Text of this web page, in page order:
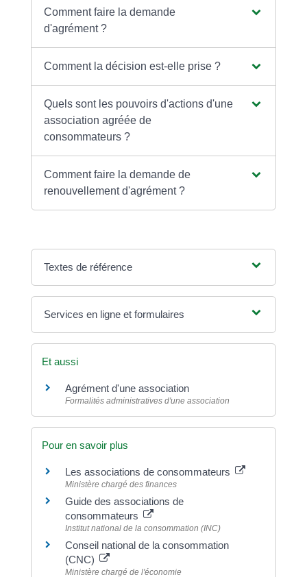
Comment faire la demande
d'agrément ?
Comment la décision est-elle prise ?
Quels sont les pouvoirs d'actions d'une
association agréée de
consommateurs ?
Comment faire la demande de
renouvellement d'agrément ?
Textes de référence
Services en ligne et formulaires
Et aussi
Agrément d'une association
Formalités administratives d'une association
Pour en savoir plus
Les associations de consommateurs
Ministère chargé des finances
Guide des associations de
consommateurs
Institut national de la consommation (INC)
Conseil national de la consommation
(CNC)
Ministère chargé de l'économie